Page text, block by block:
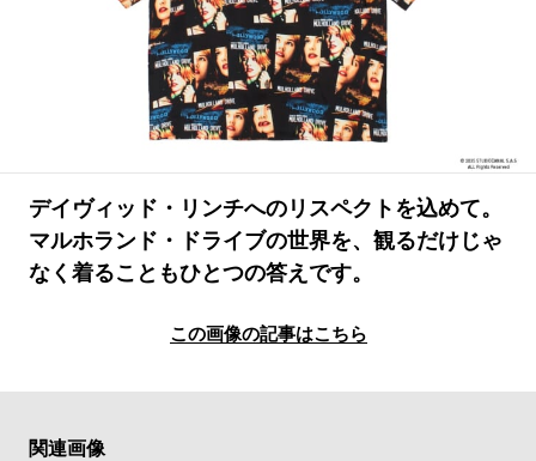
#GH 銘品の所以 #フイナムのYouTube
#Commune H #FOCUS IT #AH.H
#FASHION #MUSIC #MOVIE
#LIFESTYLE #SNEAKER #OUTDOOR
#SPORTS #HANDSOME HANDBOOK
デイヴィッド・リンチへのリスペクトを込めて。
マルホランド・ドライブの世界を、観るだけじゃ
なく着ることもひとつの答えです。
この画像の記事はこちら
関連画像